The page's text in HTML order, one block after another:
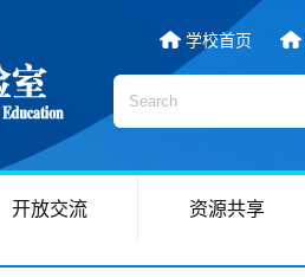
学校首页
开放交流 资源共享